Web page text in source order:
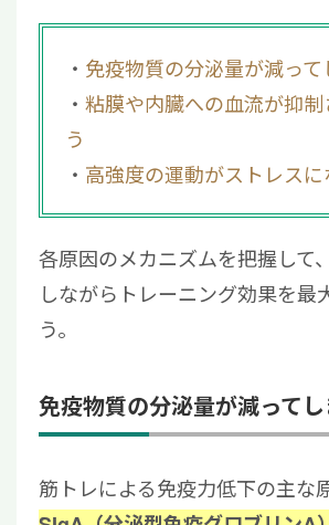
免疫物質の分泌量が減って
粘膜や内臓への血流が抑制
う
高強度の運動がストレスに
各原因のメカニズムを把握して
しながらトレーニング効果を最
う。
免疫物質の分泌量が減ってし
筋トレによる免疫力低下の主な